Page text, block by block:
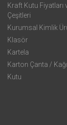
Kraft Kutu Fiyatları
Çeşitleri
Kurumsal Kimlik
Klasör
Kartela
Karton Çanta /
Kutu